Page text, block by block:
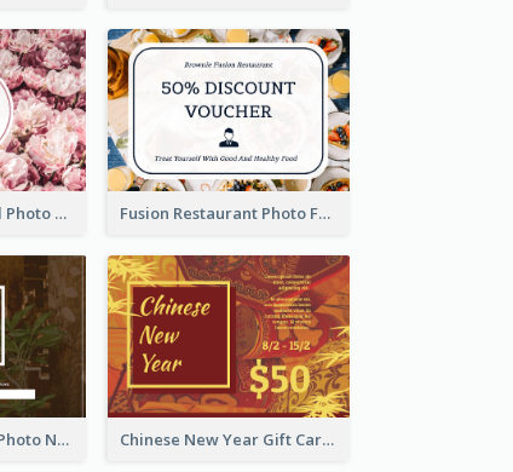
Blossom Pink Floral Photo Flower Shop Gift Card Fusion Restaurant Photo Food Discount Gift Card
Brown Restaurant Photo New Year Gift Card Chinese New Year Gift Card With Decorations